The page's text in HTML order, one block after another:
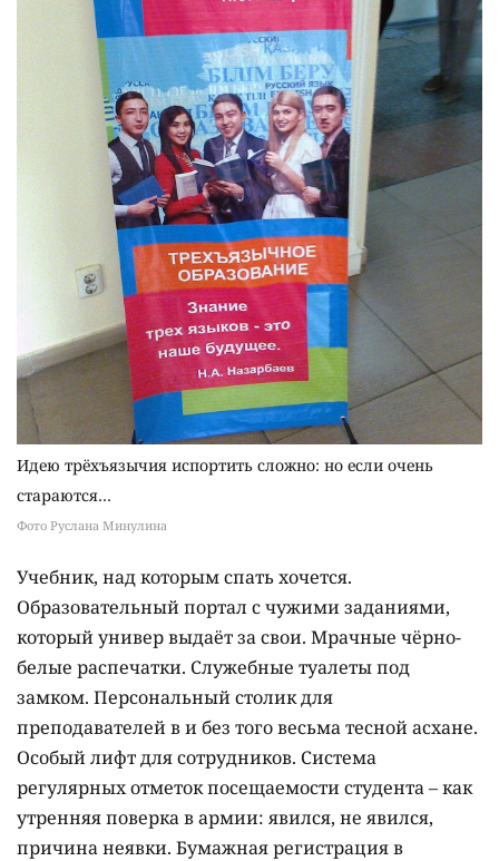
Фото Руслана Минулина
Идею трёхъязычия испортить сложно: но если очень
стараются…
Учебник, над которым спать хочется.
Образовательный портал с чужими заданиями,
который универ выдаёт за свои. Мрачные чёрно-
белые распечатки. Служебные туалеты под
замком. Персональный столик для
преподавателей в и без того весьма тесной асхане.
Особый лифт для сотрудников. Система
регулярных отметок посещаемости студента – как
утренняя поверка в армии: явился, не явился,
причина неявки. Бумажная регистрация в